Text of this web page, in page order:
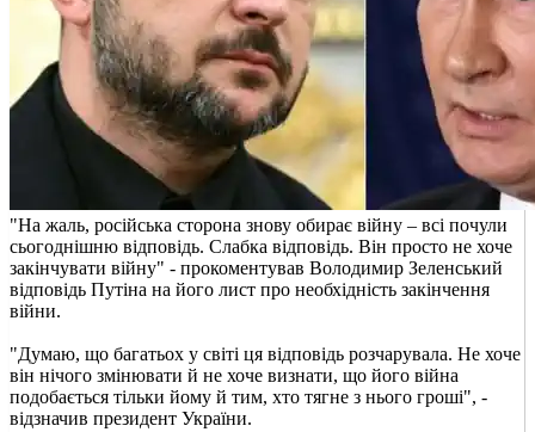
"На жаль, російська сторона знову обирає війну – всі почули
сьогоднішню відповідь. Слабка відповідь. Він просто не хоче
закінчувати війну" - прокоментував Володимир Зеленський
відповідь Путіна на його лист про необхідність закінчення
війни.
"Думаю, що багатьох у світі ця відповідь розчарувала. Не хоче
він нічого змінювати й не хоче визнати, що його війна
подобається тільки йому й тим, хто тягне з нього гроші", -
відзначив президент України.